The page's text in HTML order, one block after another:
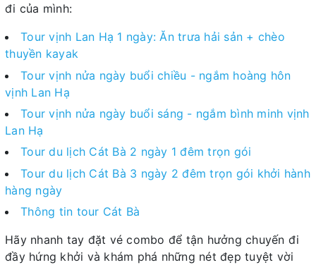
đi của mình:
Tour vịnh Lan Hạ 1 ngày: Ăn trưa hải sản + chèo
thuyền kayak
Tour vịnh nửa ngày buổi chiều - ngắm hoàng hôn
vịnh Lan Hạ
Tour vịnh nửa ngày buổi sáng - ngắm bình minh vịnh
Lan Hạ
Tour du lịch Cát Bà 2 ngày 1 đêm trọn gói
Tour du lịch Cát Bà 3 ngày 2 đêm trọn gói khởi hành
hàng ngày
Thông tin tour Cát Bà
Hãy nhanh tay đặt vé combo để tận hưởng chuyến đi
đầy hứng khởi và khám phá những nét đẹp tuyệt vời